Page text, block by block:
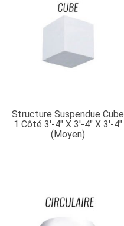
Structure Suspendue Cube
1 Côté 3′-4″ X 3′-4″ X 3′-4″
(moyen)